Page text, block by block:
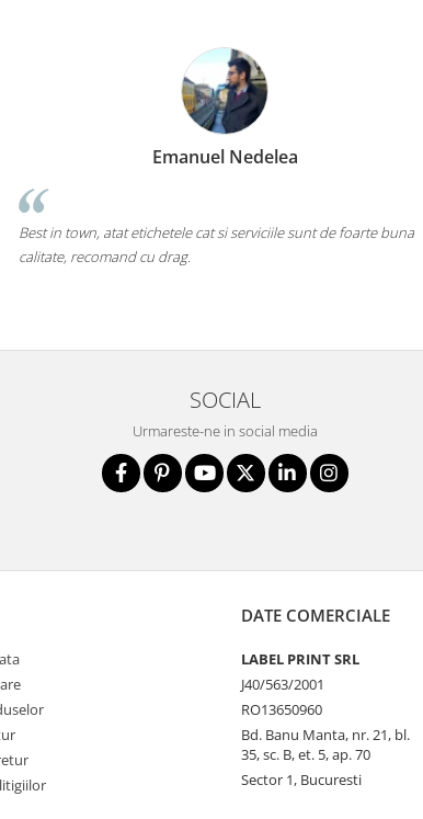
Emanuel Nedelea
Best in town, atat etichetele cat si serviciile sunt de foarte buna
calitate, recomand cu drag.
SOCIAL
Urmareste-ne in social media
DATE COMERCIALE
LABEL PRINT SRL
J40/563/2001
RO13650960
Bd. Banu Manta, nr. 21, bl.
35, sc. B, et. 5, ap. 70
Sector 1, Bucuresti